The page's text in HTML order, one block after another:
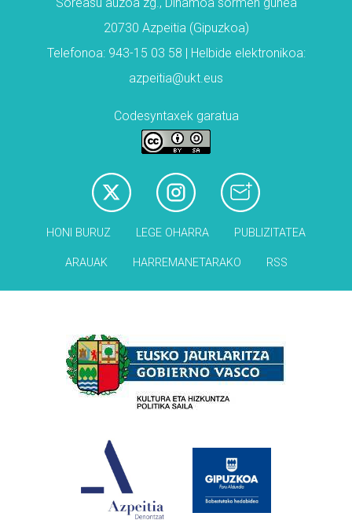
20730 Azpeitia (Gipuzkoa)
Telefonoa: 943-15 03 58 | Helbide elektronikoa:
azpeitia@ukt.eus
Codesyntaxek garatua
HONI BURUZ LEGE OHARRA PUBLIZITATEA
ARAUAK HARREMANETARAKO RSS